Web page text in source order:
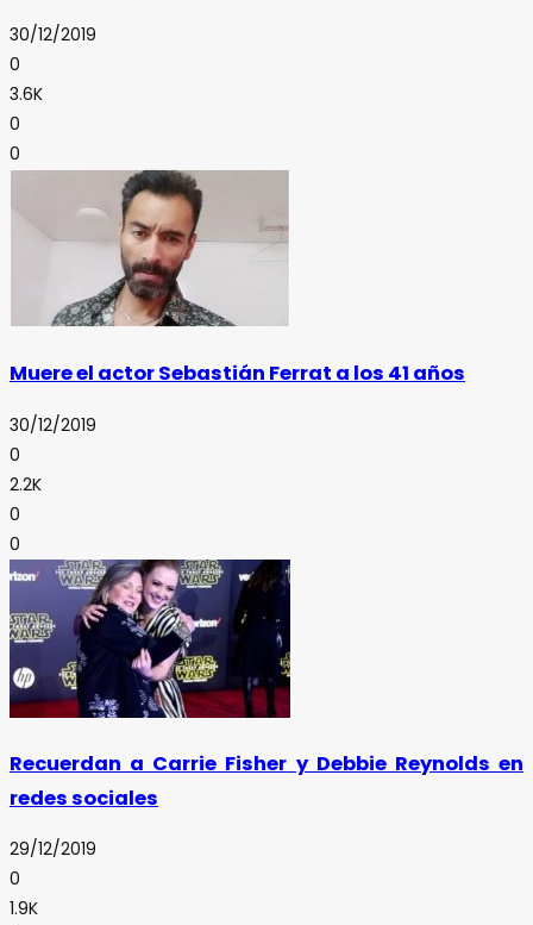
30/12/2019
0
3.6K
0
0
Muere el actor Sebastián Ferrat a los 41 años
30/12/2019
0
2.2K
0
0
Recuerdan a Carrie Fisher y Debbie Reynolds en
redes sociales
29/12/2019
0
1.9K